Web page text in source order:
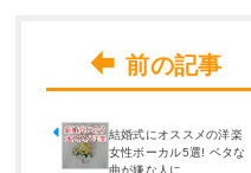
結婚式にオススメの洋楽
女性ボーカル5選! ベタな
曲が嫌な人に